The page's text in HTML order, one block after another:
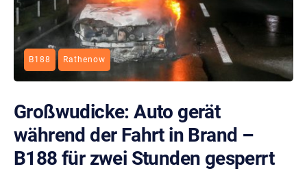
B188 Rathenow
Großwudicke: Auto gerät
während der Fahrt in Brand –
B188 für zwei Stunden gesperrt